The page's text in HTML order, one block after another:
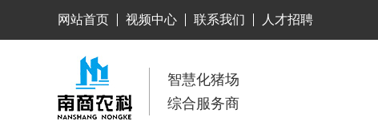
网站首页 视频中心 联系我们 人才招聘
智慧化猪场
综合服务商